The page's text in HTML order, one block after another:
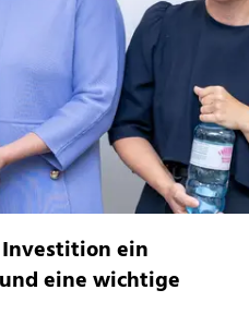
ein
eine wichtige